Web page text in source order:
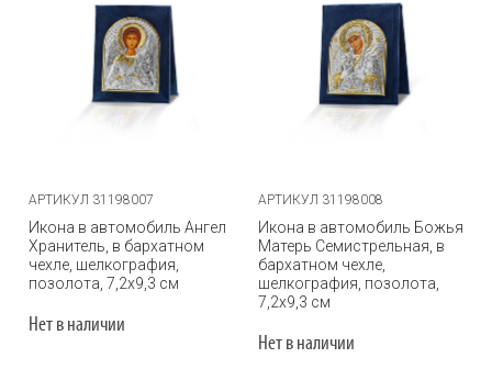
АРТИКУЛ 31198007
Икона в автомобиль Ангел
Хранитель, в бархатном
чехле, шелкография,
позолота, 7,2х9,3 см
Нет в наличии
АРТИКУЛ 31198008
Икона в автомобиль Божья
Матерь Семистрельная, в
бархатном чехле,
шелкография, позолота,
7,2х9,3 см
Нет в наличии